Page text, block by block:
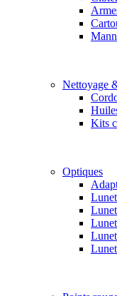
Nettoyage
Kits
Optiques